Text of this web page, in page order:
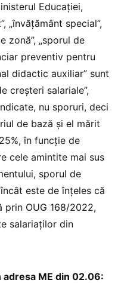
Educației,
„învățământ special”,
zonă”, „sporul de
preventiv pentru
didactic auxiliar” sunt
creșteri salariale”,
nu sporuri, deci
de bază și el mărit
în funcție de
cele amintite mai sus
sporul de
este de înțeles că
prin OUG 168/2022,
salariaților din
adresa ME din 02.06: